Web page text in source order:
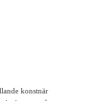
konstnär